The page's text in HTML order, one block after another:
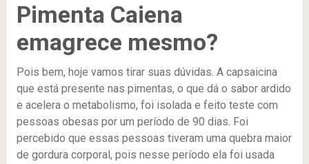
Pimenta Caiena
emagrece mesmo?
Pois bem, hoje vamos tirar suas dúvidas. A capsaicina
que está presente nas pimentas, o que dá o sabor ardido
e acelera o metabolismo, foi isolada e feito teste com
pessoas obesas por um período de 90 dias. Foi
percebido que essas pessoas tiveram uma quebra maior
de gordura corporal, pois nesse período ela foi usada